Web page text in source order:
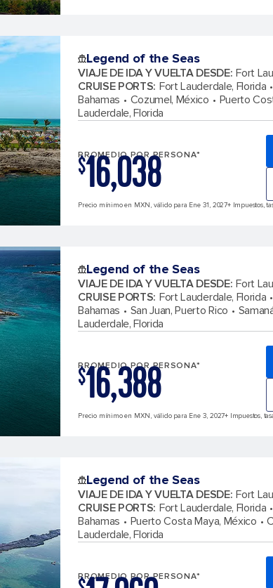
Legend of the Seas
VIAJE DE IDA Y VUELTA DESDE: Fort
CRUISE PORTS: Fort Lauderdale, Florida
Bahamas
Cozumel, México Puerto
Lauderdale, Florida
PROMEDIO POR PERSONA*
$16,038
Precio mínimo en MXN, válido para Ene 31, 2027+ Impuestos,
Legend of the Seas
VIAJE DE IDA Y VUELTA DESDE: Fort
CRUISE PORTS: Fort Lauderdale, Florida
Bahamas
San Juan, Puerto Rico
Lauderdale, Florida
PROMEDIO POR PERSONA*
$16,388
Precio mínimo en MXN, válido para Ene 3, 2027+ Impuestos,
Legend of the Seas
VIAJE DE IDA Y VUELTA DESDE: Fort
CRUISE PORTS: Fort Lauderdale, Florida
Bahamas
Puerto Costa Maya, México
Lauderdale, Florida
PROMEDIO POR PERSONA*